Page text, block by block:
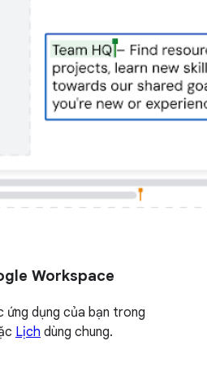
Workspace
ứng dụng của bạn trong
Lịch dùng chung.